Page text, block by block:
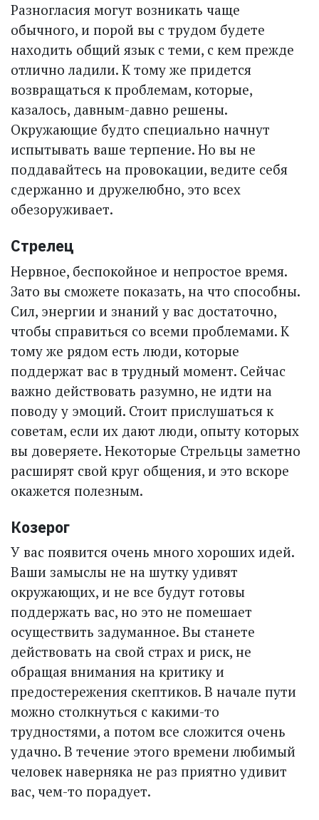
Разногласия могут возникать чаще
обычного, и порой вы с трудом будете
находить общий язык с теми, с кем прежде
отлично ладили. К тому же придется
возвращаться к проблемам, которые,
казалось, давным-давно решены.
Окружающие будто специально нач­нут
испытывать ваше терпение. Но вы не
поддавайтесь на провокации, ведите себя
сдержанно и дружелюбно, это всех
обезоруживает.
Стрелец
Нервное, беспокойное и непростое время.
Зато вы сможете показать, на что способны.
Сил, энергии и знаний у вас достаточно,
чтобы справиться со всеми проблемами. К
тому же рядом есть люди, которые
поддержат вас в трудный момент. Сейчас
важно действовать ра­зумно, не идти на
поводу у эмоций. Стоит прислушаться к
советам, если их дают люди, опыту которых
вы доверяете. Некоторые Стрельцы заметно
расширят свой круг общения, и это вскоре
окажется полезным.
Козерог
У вас появится очень много хороших идей.
Ваши замыслы не на шутку удивят
окружающих, и не все будут готовы
поддержать вас, но это не помешает
осуществить задуманное. Вы станете
действовать на свой страх и риск, не
обращая внимания на критику и
предостережения скептиков. В начале пути
можно столкнуться с какими-то
трудностями, а потом все сложится очень
удачно. В течение этого времени любимый
человек наверняка не раз приятно удивит
вас, чем-то порадует.